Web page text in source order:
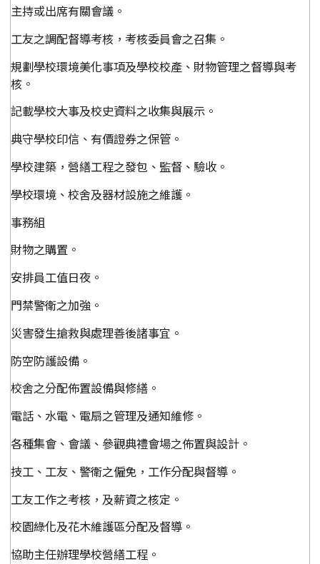
主持或出席有關會議。
工友之調配督導考核，考核委員會之召集。
規劃學校環境美化事項及學校校產、財物管理之督導與考
核。
記載學校大事及校史資料之收集與展示。
典守學校印信、有價證券之保管。
學校建築，營繕工程之發包、監督、驗收。
學校環境、校舍及器材設施之維護。
事務組
財物之購置。
安排員工值日夜。
門禁警衛之加強。
災害發生搶救與處理善後諸事宜。
防空防護設備。
校舍之分配佈置設備與修繕。
電話、水電、電扇之管理及通知維修。
各種集會、會議、參觀典禮會場之佈置與設計。
技工、工友、警衛之僱免，工作分配與督導。
工友工作之考核，及薪資之核定。
校園綠化及花木維護區分配及督導。
協助主任辦理學校營繕工程。